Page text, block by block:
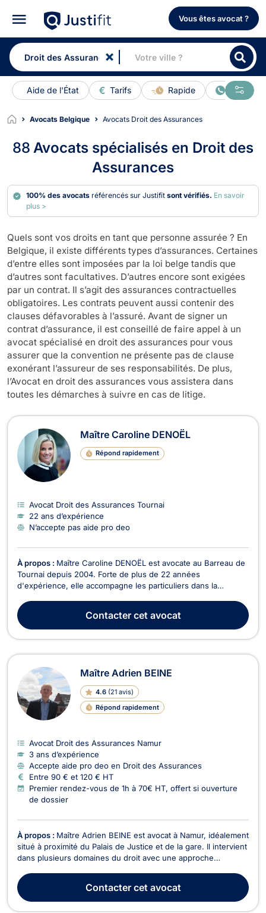
Vous êtes avocat ?
Aide de l'État Tarifs Rapide En ligne
Avocats Belgique Avocats Droit des Assurances
88 Avocats spécialisés en Droit des
Assurances
100% des avocats référencés sur Justifitsont vérifiés. En savoir
plus >
Quels sont vos droits en tant que personne assurée ? En
Belgique, il existe différents types d’assurances. Certaines
d’entre elles sont imposées par la loi belge tandis que
d’autres sont facultatives. D’autres encore sont exigées
par un contrat. Il s’agit des assurances contractuelles
obligatoires. Les contrats peuvent aussi contenir des
clauses défavorables à l’assuré. Avant de signer un
contrat d’assurance, il est conseillé de faire appel à un
avocat spécialisé en droit des assurances pour vous
assurer que la convention ne présente pas de clause
exonérant l’assureur de ses responsabilités. De plus,
l’Avocat en droit des assurances vous assistera dans
toutes les démarches à suivre en cas de litige.
Avocats en Droit des Assurances
Maître Caroline DENOËL
Répond rapidement
Avocat Droit des Assurances Tournai
22 ans d’expérience
N’accepte pas aide pro deo
À propos : Maître Caroline DENOËL est avocate au Barreau de
Tournai depuis 2004. Forte de plus de 22 années
d'expérience, elle accompagne les particuliers dans la
civil et droit des assurances. Droit de la famille et divorce
Maître Caroline DENOËL intervient dans l'ens...
Contactercet avocat
Maître Adrien BEINE
4.6 (21 avis)
Répond rapidement
Avocat Droit des Assurances Namur
3 ans d’expérience
Accepte aide pro deo en Droit des Assurances
Entre 90 € et 120 € HT
Premier rendez-vous de 1h à 70€ HT, offert si ouverture
de dossier
À propos : Maître Adrien BEINE est avocat à Namur, idéalement
situé à proximité du Palais de Justice et de la gare. Il intervient
dans plusieurs domaines du droit avec une approche
En droit des assurances, il analyse et conteste les décisions
d’assureurs et prend en charge ...
Contactercet avocat